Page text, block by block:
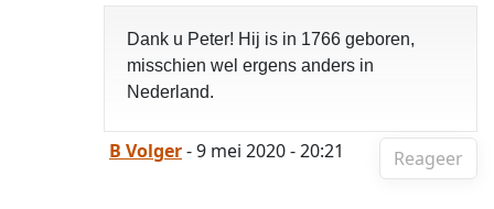
Dank u Peter! Hij is in 1766 geboren,
misschien wel ergens anders in
Nederland.
Reageer
B Volger- 9 mei 2020 - 20:21